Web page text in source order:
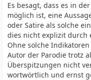
Es besagt, dass es in
möglich ist, eine
oder Satire als solche
dies nicht explizit durch
Ohne solche
Autor der Parodie trotz
Überspitzungen nicht
wortwörtlich und ernst